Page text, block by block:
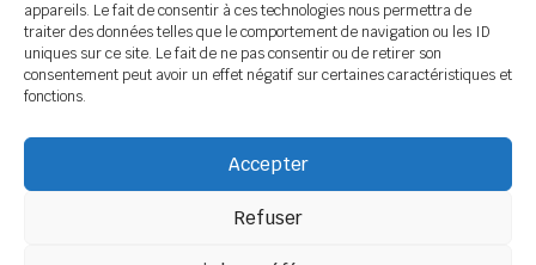
appareils. Le fait de consentir à ces technologies nous permettra de
traiter des données telles que le comportement de navigation ou les ID
uniques sur ce site. Le fait de ne pas consentir ou de retirer son
consentement peut avoir un effet négatif sur certaines caractéristiques et
fonctions.
Accepter
Refuser
COORDONNÉES
Siège social
6 rue de Tolbiac - 37100 TOURS
SecrétariatBP 14 - 79800 LA MOTHE SAINT HERAY
Tél. 05 49 04 91 45 / 06 14 12 56 26
secretariat@spelc-centre-poitou-charentes.fr
Adhérer au SPELC Facebook